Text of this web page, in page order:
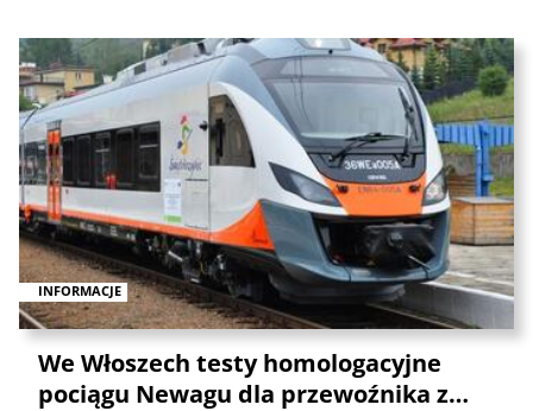
INFORMACJE
We Włoszech testy homologacyjne
pociągu Newagu dla przewoźnika z…